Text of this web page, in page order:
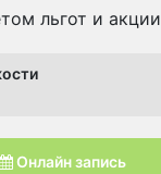
льгот и акции
Онлайн запись